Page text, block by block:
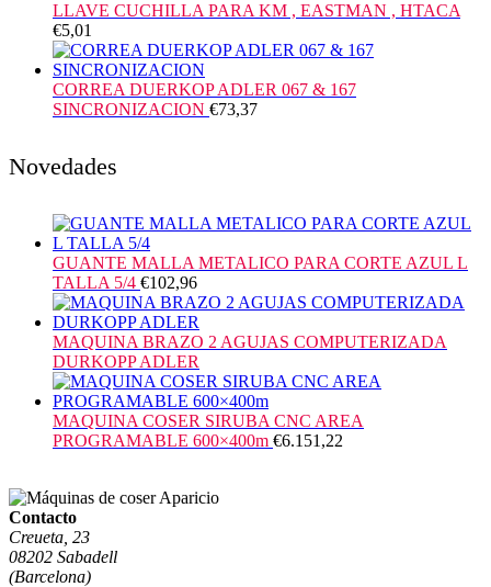
LLAVE CUCHILLA PARA KM , EASTMAN , HTACA
€5,01
CORREA DUERKOP ADLER 067 & 167
SINCRONIZACION €73,37
Novedades
GUANTE MALLA METALICO PARA CORTE AZUL L
TALLA 5/4 €102,96
MAQUINA BRAZO 2 AGUJAS COMPUTERIZADA
DURKOPP ADLER
MAQUINA COSER SIRUBA CNC AREA
PROGRAMABLE 600×400m €6.151,22
Contacto
Creueta, 23
08202 Sabadell
(Barcelona)